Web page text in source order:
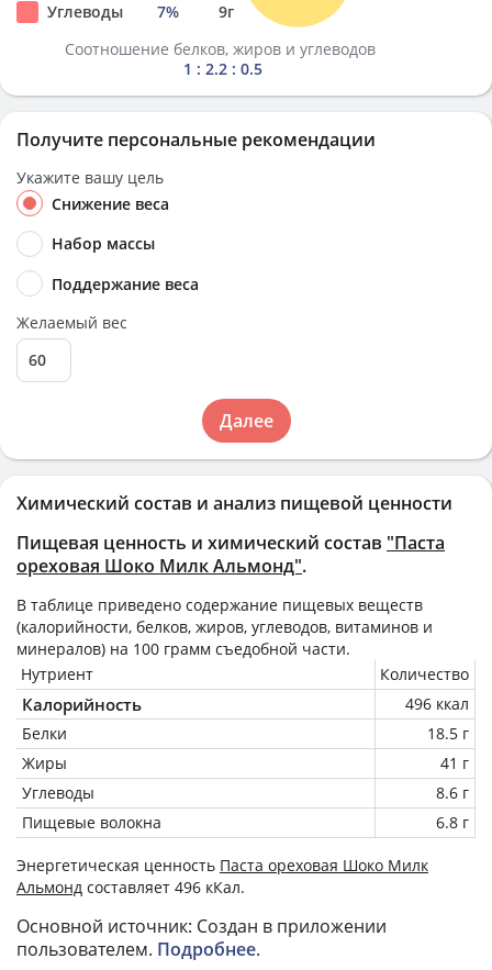
Химический состав и анализ пищевой ценности
Пищевая ценность и химический состав "Паста
ореховая Шоко Милк Альмонд".
В таблице приведено содержание пищевых веществ
(калорийности, белков, жиров, углеводов, витаминов и
минералов) на 100 грамм съедобной части.
Нутриент
Количество
Калорийность
496 ккал
Белки
18.5 г
Жиры
41 г
Углеводы
8.6 г
Пищевые волокна
6.8 г
Энергетическая ценность Паста ореховая Шоко Милк
Альмонд составляет 496 кКал.
Основной источник: Создан в приложении
пользователем. Подробнее.
Углеводы
7% 9г
Соотношение белков, жиров и углеводов
1 : 2.2 : 0.5
Получите персональные рекомендации
Укажите вашу цель
Снижение веса
Набор массы
Поддержание веса
Желаемый вес
Далее